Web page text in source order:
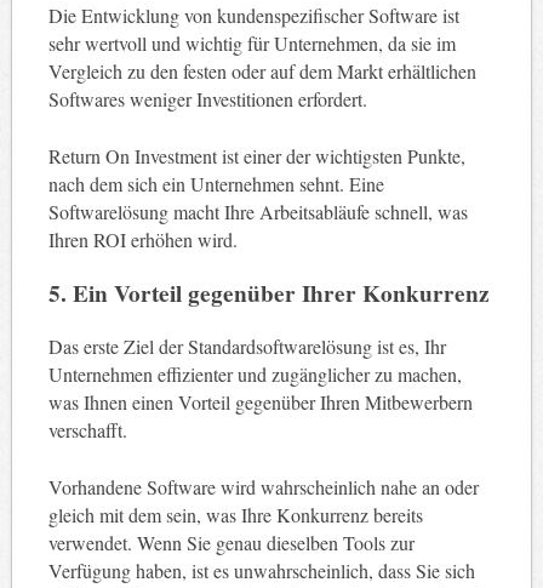
Die Entwicklung von kundenspezifischer Software ist
sehr wertvoll und wichtig für Unternehmen, da sie im
Vergleich zu den festen oder auf dem Markt erhältlichen
Softwares weniger Investitionen erfordert.
Return On Investment ist einer der wichtigsten Punkte,
nach dem sich ein Unternehmen sehnt. Eine
Softwarelösung macht Ihre Arbeitsabläufe schnell, was
Ihren ROI erhöhen wird.
5. Ein Vorteil gegenüber Ihrer Konkurrenz
Das erste Ziel der Standardsoftwarelösung ist es, Ihr
Unternehmen effizienter und zugänglicher zu machen,
was Ihnen einen Vorteil gegenüber Ihren Mitbewerbern
verschafft.
Vorhandene Software wird wahrscheinlich nahe an oder
gleich mit dem sein, was Ihre Konkurrenz bereits
verwendet. Wenn Sie genau dieselben Tools zur
Verfügung haben, ist es unwahrscheinlich, dass Sie sich